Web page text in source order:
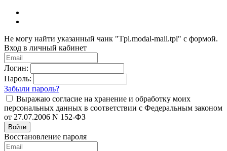
Не могу найти указанный чанк "Tpl.modal-mail.tpl" с формой.
Вход в личный кабинет
Логин:
Пароль:
Забыли пароль?
Выражаю согласие на хранение и обработку моих
персональных данных в соответствии с Федеральным законом
от 27.07.2006 N 152-ФЗ
Войти
Восстановление пароля